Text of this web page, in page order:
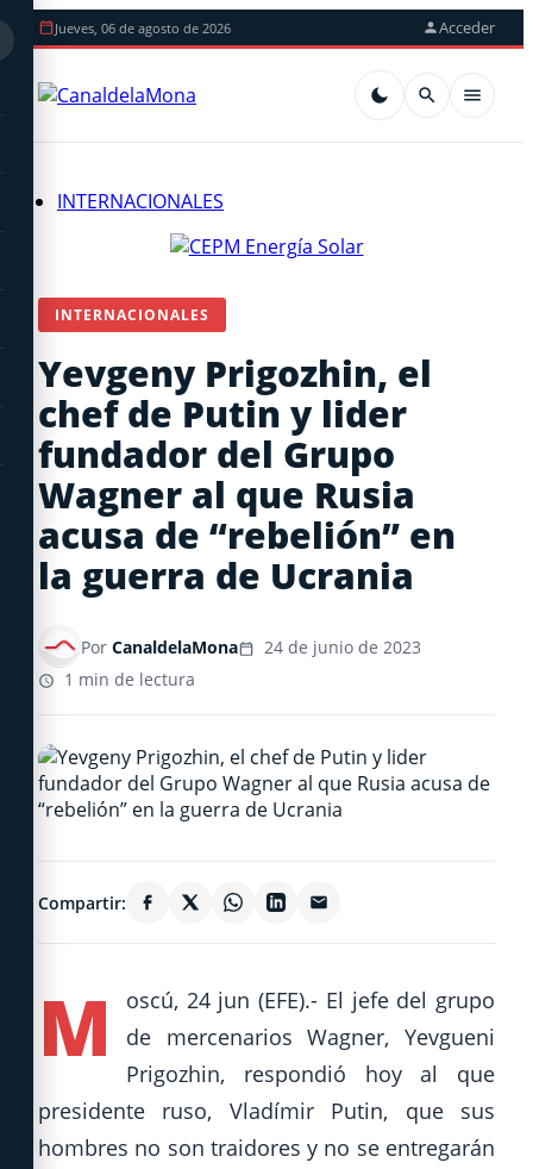
Jueves, 06 de agosto de 2026 Acceder
INTERNACIONALES
INTERNACIONALES
Yevgeny Prigozhin, el
chef de Putin y lider
fundador del Grupo
Wagner al que Rusia
acusa de “rebelión” en
la guerra de Ucrania
Por CanaldelaMona
24 de junio de 2023
1 min de lectura
Compartir:
M
oscú, 24 jun (EFE).- El jefe del grupo
de mercenarios Wagner, Yevgueni
Prigozhin, respondió hoy al que
presidente ruso, Vladímir Putin, que sus
hombres no son traidores y no se entregarán